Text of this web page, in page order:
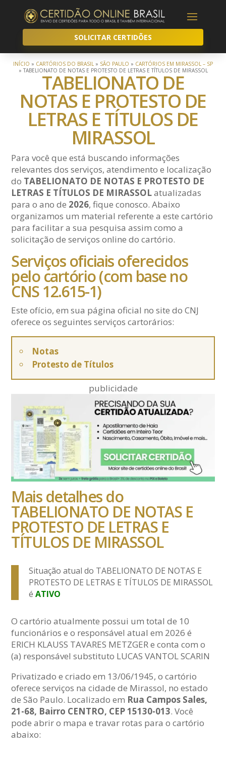
SOLICITAR CERTIDÕES
INÍCIO » CARTÓRIOS DO BRASIL » SÃO PAULO » CARTÓRIOS EM MIRASSOL – SP
» TABELIONATO DE NOTAS E PROTESTO DE LETRAS E TÍTULOS DE MIRASSOL
TABELIONATO DE
NOTAS E PROTESTO DE
LETRAS E TÍTULOS DE
MIRASSOL
Para você que está buscando informações
relevantes dos serviços, atendimento e localização
do TABELIONATO DE NOTAS E PROTESTO DE
LETRAS E TÍTULOS DE MIRASSOLatualizadas
para o ano de 2026, fique conosco. Abaixo
organizamos um material referente a este cartório
para facilitar a sua pesquisa assim como a
solicitação de serviços online do cartório.
Serviços oficiais oferecidos
pelo cartório (com base no
CNS 12.615-1)
Este ofício, em sua página oficial no site do CNJ
oferece os seguintes serviços cartorários:
Notas
Protesto de Títulos
publicidade
Mais detalhes do
TABELIONATO DE NOTAS E
PROTESTO DE LETRAS E
TÍTULOS DE MIRASSOL
Situação atual do TABELIONATO DE NOTAS E
PROTESTO DE LETRAS E TÍTULOS DE MIRASSOL
éATIVO
O cartório atualmente possui um total de 10
funcionários e o responsável atual em 2026 é
ERICH KLAUSS TAVARES METZGER e conta com o
(a) responsável substituto LUCAS VANTOL SCARIN
Privatizado e criado em 13/06/1945, o cartório
oferece serviços na cidade de Mirassol, no estado
de São Paulo. Localizado em Rua Campos Sales,
21-68, Bairro CENTRO, CEP 15130-013. Você
pode abrir o mapa e travar rotas para o cartório
abaixo: